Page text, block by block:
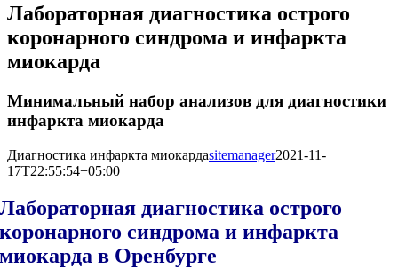
Лабораторная диагностика острого
коронарного синдрома и инфаркта
миокарда
Минимальный набор анализов для диагностики
инфаркта миокарда
Диагностика инфаркта миокардаsitemanager2021-11-
17T22:55:54+05:00
Лабораторная диагностика острого
коронарного синдрома и инфаркта
миокарда в Оренбурге